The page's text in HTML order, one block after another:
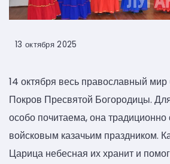
13 октября 2025
14 октября весь православный мир
Покров Пресвятой Богородицы.
особо почитаема, она традиционно
войсковым казачьим праздником.
Царица небесная их хранит и